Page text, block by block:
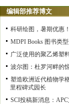
编辑部推荐博文
科研绘图，暑期优惠
MDPI Books 图书类
广泛使用的聚乙烯塑
波尔图：杜罗河畔的
塑造欧洲近代植物学
里程碑式园长
SCI投稿新消息：